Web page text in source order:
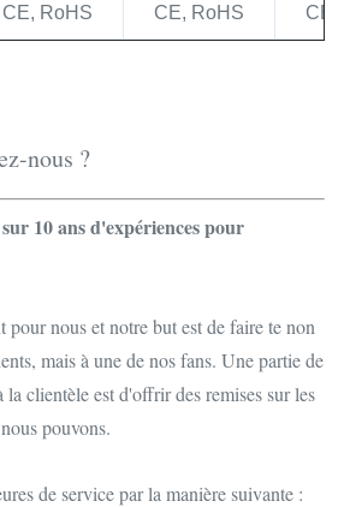
CE, RoHS CE, RoHS CE,
nous ?
10 ans d'expériences pour
pour nous et notre but est de faire te non
mais à une de nos fans. Une partie de
la clientèle est d'offrir des remises sur les
pouvons.
de service par la manière suivante :